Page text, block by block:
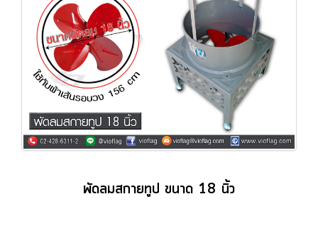
พัดลมสกายทูป ขนาด 18 นิ้ว